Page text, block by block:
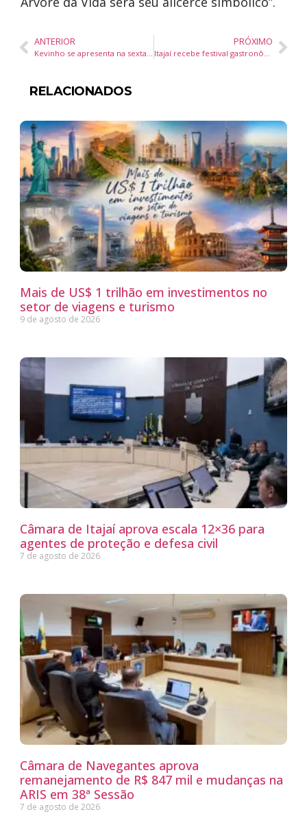
ANTERIOR
Kevinho se apresenta na sexta-feira na SHED Club em Balneário Camboriú
PRÓXIMO
Itajaí recebe festival gastronômico com menu completo por R$ 99 e vista para o mar
RELACIONADOS
Mais de US$ 1 trilhão em investimentos no
setor de viagens e turismo
9 de agosto de 2026
Câmara de Itajaí aprova escala 12×36 para
agentes de proteção e defesa civil
7 de agosto de 2026
Câmara de Navegantes aprova
remanejamento de R$ 847 mil e mudanças na
ARIS em 38ª Sessão
7 de agosto de 2026